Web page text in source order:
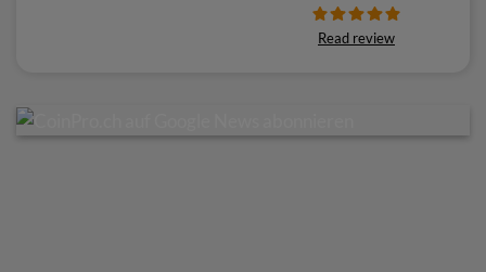
Read review